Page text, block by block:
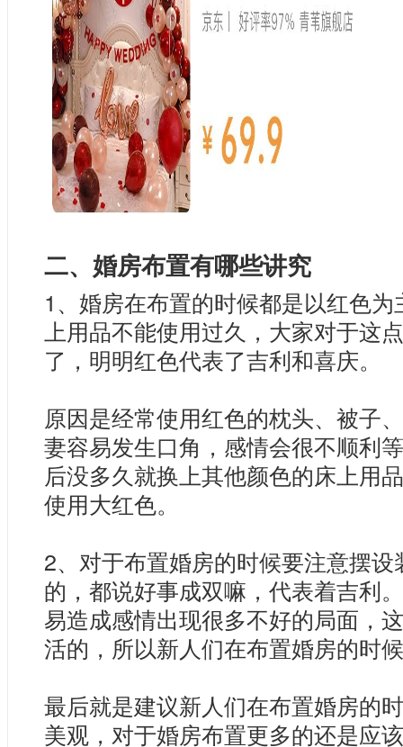
二、婚房布置有哪些讲究
1、婚房在布置的时候都是以红色
上用品不能使用过久，大家对于这
了，明明红色代表了吉利和喜庆。
原因是经常使用红色的枕头、被子
妻容易发生口角，感情会很不顺利
后没多久就换上其他颜色的床上用
使用大红色。
2、对于布置婚房的时候要注意摆
的，都说好事成双嘛，代表着吉利
易造成感情出现很多不好的局面，
活的，所以新人们在布置婚房的时
最后就是建议新人们在布置婚房的
美观，对于婚房布置更多的还是应